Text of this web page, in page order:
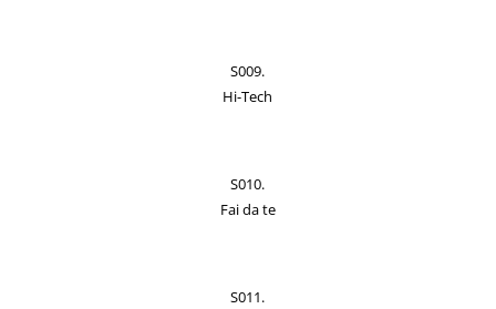
S009.
Hi-Tech
S010.
Fai da te
S011.